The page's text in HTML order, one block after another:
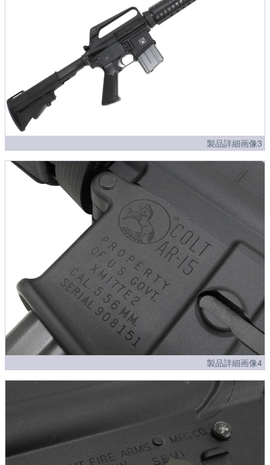
製品詳細画像3
製品詳細画像4